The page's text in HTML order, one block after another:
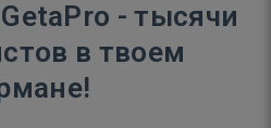
- тысячи
в твоем